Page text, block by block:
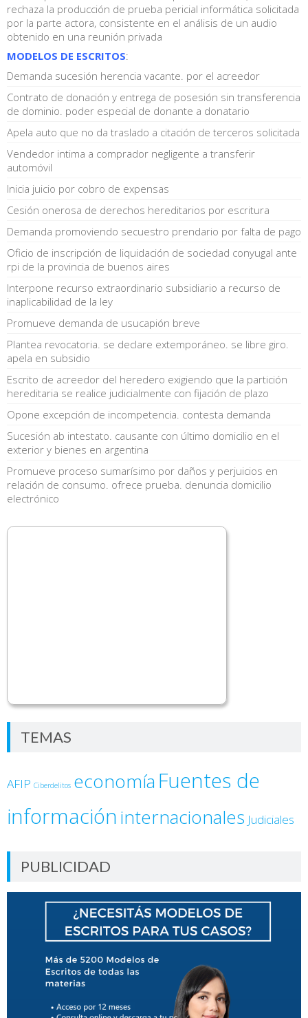
rechaza la producción de prueba pericial informática solicitada
por la parte actora, consistente en el análisis de un audio
obtenido en una reunión privada
MODELOS DE ESCRITOS:
Demanda sucesión herencia vacante. por el acreedor
Contrato de donación y entrega de posesión sin transferencia
de dominio. poder especial de donante a donatario
Apela auto que no da traslado a citación de terceros solicitada
Vendedor intima a comprador negligente a transferir
automóvil
Inicia juicio por cobro de expensas
Cesión onerosa de derechos hereditarios por escritura
Demanda promoviendo secuestro prendario por falta de pago
Oficio de inscripción de liquidación de sociedad conyugal ante
rpi de la provincia de buenos aires
Interpone recurso extraordinario subsidiario a recurso de
inaplicabilidad de la ley
Promueve demanda de usucapión breve
Plantea revocatoria. se declare extemporáneo. se libre giro.
apela en subsidio
Escrito de acreedor del heredero exigiendo que la partición
hereditaria se realice judicialmente con fijación de plazo
Opone excepción de incompetencia. contesta demanda
Sucesión ab intestato. causante con último domicilio en el
exterior y bienes en argentina
Promueve proceso sumarísimo por daños y perjuicios en
relación de consumo. ofrece prueba. denuncia domicilio
electrónico
TEMAS
AFIP Ciberdelitos economía Fuentes de
informacióninternacionales Judiciales
PUBLICIDAD